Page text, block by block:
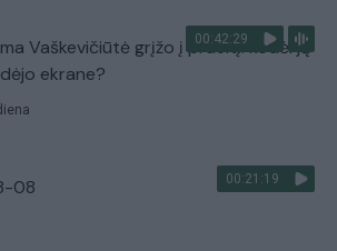
00:42:29
Vaškevičiūtė grįžo į praeitį: kodėl jų
ekrane?
00:21:19
08